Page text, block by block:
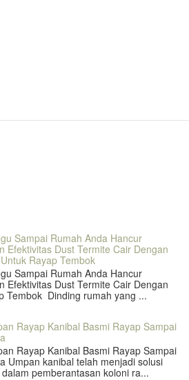
Sampai Rumah Anda Hancur
Efektivitas Dust Termite Cair Dengan
Rayap Tembok
Sampai Rumah Anda Hancur
Efektivitas Dust Termite Cair Dengan
Tembok Dinding rumah yang ...
Rayap Kanibal Basmi Rayap Sampai
Rayap Kanibal Basmi Rayap Sampai
Umpan kanibal telah menjadi solusi
pemberantasan koloni ra...